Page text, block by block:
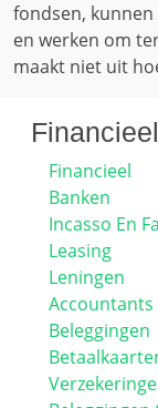
fondsen, kunnen
en werken om
maakt niet uit
Financieel
Financieel
Banken
Incasso En
Leasing
Leningen
Accountants
Beleggingen